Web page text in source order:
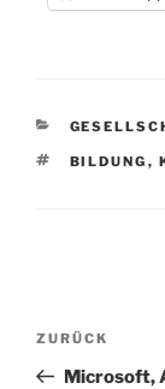
BILDUNG ,
Vorheriger
Beitrag
ZURÜCK
Microsoft,